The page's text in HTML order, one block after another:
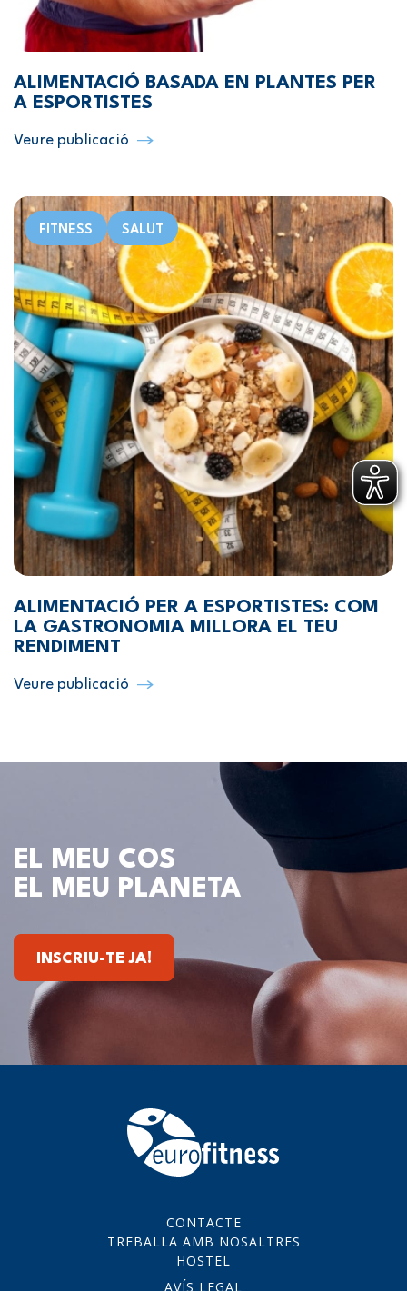
ALIMENTACIÓ BASADA EN PLANTES PER
A ESPORTISTES
Veure publicació
FITNESS SALUT
ALIMENTACIÓ PER A ESPORTISTES: COM
LA GASTRONOMIA MILLORA EL TEU
RENDIMENT
Veure publicació
EL MEU COS
EL MEU PLANETA
INSCRIU-TE JA!
CONTACTE
TREBALLA AMB NOSALTRES
HOSTEL
AVÍS LEGAL